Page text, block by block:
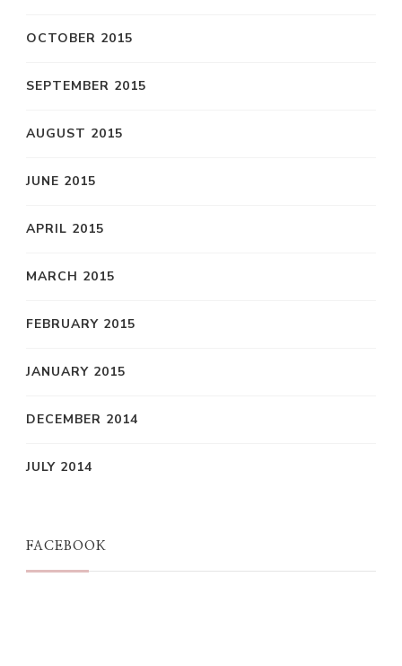
OCTOBER 2015
SEPTEMBER 2015
AUGUST 2015
JUNE 2015
APRIL 2015
MARCH 2015
FEBRUARY 2015
JANUARY 2015
DECEMBER 2014
JULY 2014
FACEBOOK